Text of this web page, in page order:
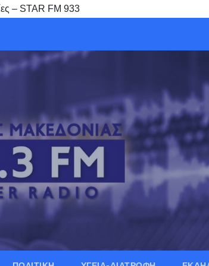
– STAR FM 933